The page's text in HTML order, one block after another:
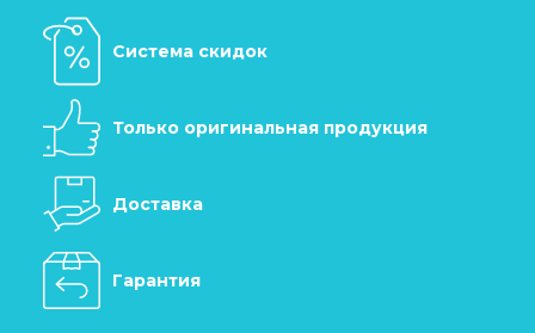
Система скидок
Только оригинальная продукция
Доставка
Гарантия